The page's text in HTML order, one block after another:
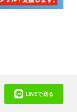
LINEで送る